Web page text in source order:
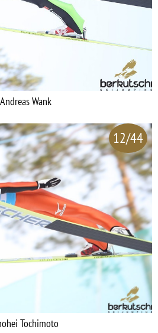
Andreas Wank
12/44
Tochimoto